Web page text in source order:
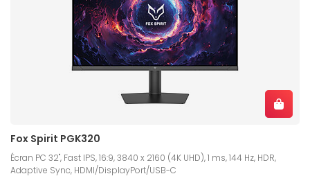
Fox Spirit PGK320
Écran PC 32", Fast IPS, 16:9, 3840 x 2160 (4K UHD), 1 ms, 144 Hz, HDR,
Adaptive Sync, HDMI/DisplayPort/USB-C